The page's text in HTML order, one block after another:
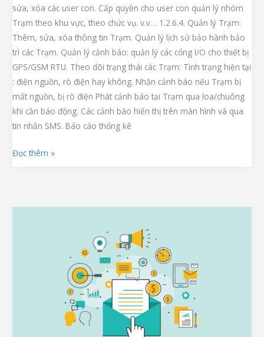
sửa, xóa các user con. Cấp quyền cho user con quản lý nhóm
Trạm theo khu vực, theo chức vụ. v.v… 1.2.6.4. Quản lý Trạm:
Thêm, sửa, xóa thông tin Trạm. Quản lý lịch sử bảo hành bảo
trì các Trạm. Quản lý cảnh báo: quản lý các cổng I/O cho thiết bị
GPS/GSM RTU. Theo dõi trạng thái các Trạm: Tình trạng hiện tại
: điện nguồn, rò điện hay không. Nhận cảnh báo nếu Trạm bị
mất nguồn, bị rò điện Phát cảnh báo tại Trạm qua loa/chuông
khi cần báo động. Các cảnh báo hiển thị trên màn hình và qua
tin nhắn SMS. Báo cáo thống kê
Đọc thêm »